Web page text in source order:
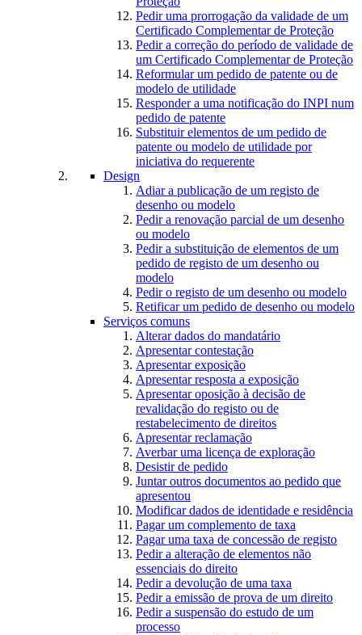
Pedir uma prorrogação da validade de um
Certificado Complementar de Proteção
Pedir a correção do período de validade de
um Certificado Complementar de Proteção
Reformular um pedido de patente ou de
modelo de utilidade
Responder a uma notificação do INPI num
pedido de patente
Substituir elementos de um pedido de
patente ou modelo de utilidade por
iniciativa do requerente
Design
Adiar a publicação de um registo de
desenho ou modelo
Pedir a renovação parcial de um desenho
ou modelo
Pedir a substituição de elementos de um
pedido de registo de um desenho ou
modelo
Pedir o registo de um desenho ou modelo
Retificar um pedido de desenho ou modelo
Serviços comuns
Alterar dados do mandatário
Apresentar contestação
Apresentar exposição
Apresentar resposta a exposição
Apresentar oposição à decisão de
revalidação do registo ou de
restabelecimento de direitos
Apresentar reclamação
Averbar uma licença de exploração
Desistir de pedido
Juntar outros documentos ao pedido que
apresentou
Modificar dados de identidade e residência
Pagar um complemento de taxa
Pagar uma taxa de concessão de registo
Pedir a alteração de elementos não
essenciais do direito
Pedir a devolução de uma taxa
Pedir a emissão de prova de um direito
Pedir a suspensão do estudo de um
processo